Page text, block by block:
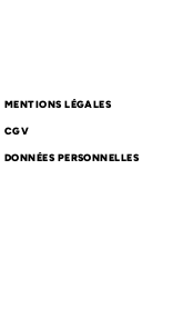
MENTIONS LÉGALES
CGV
DONNÉES PERSONNELLES